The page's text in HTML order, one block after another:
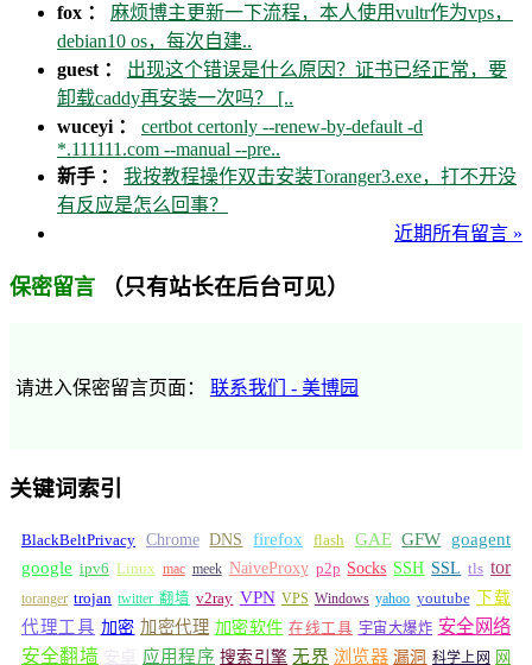
fox ： 麻烦博主更新一下流程，本人使用vultr作为vps，
debian10 os，每次自建..
guest ： 出现这个错误是什么原因？证书已经正常，要
卸载caddy再安装一次吗？ [..
wuceyi ： certbot certonly --renew-by-default -d
*.111111.com --manual --pre..
新手 ： 我按教程操作双击安装Toranger3.exe，打不开没
有反应是怎么回事？
近期所有留言 »
保密留言 （只有站长在后台可见）
请进入保密留言页面： 联系我们 - 美博园
关键词索引
BlackBeltPrivacy Chrome DNS firefox flash GAE GFW
goagent
google ipv6 Linux mac meek NaiveProxy p2p Socks SSH SSL tls tor
toranger trojan twitter 翻墙 v2ray VPN VPS Windows yahoo youtube 下载
代理工具 加密 加密代理 加密软件 在线工具 宇宙大爆炸 安全网络
安全翻墙 安卓 应用程序 搜索引擎 无界 浏览器 漏洞 科学上网 网